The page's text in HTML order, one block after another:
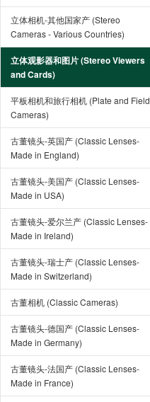
立体相机-其他国家产 (Stereo
Cameras - Various Countries)
立体观影器和图片 (Stereo Viewers
and Cards)
平板相机和旅行相机 (Plate and Field
Cameras)
古董镜头-英国产 (Classic Lenses-
Made in England)
古董镜头-美国产 (Classic Lenses-
Made in USA)
古董镜头-爱尔兰产 (Classic Lenses-
Made in Ireland)
古董镜头-瑞士产 (Classic Lenses-
Made in Switzerland)
古董相机 (Classic Cameras)
古董镜头-德国产 (Classic Lenses-
Made in Germany)
古董镜头-法国产 (Classic Lenses-
Made in France)